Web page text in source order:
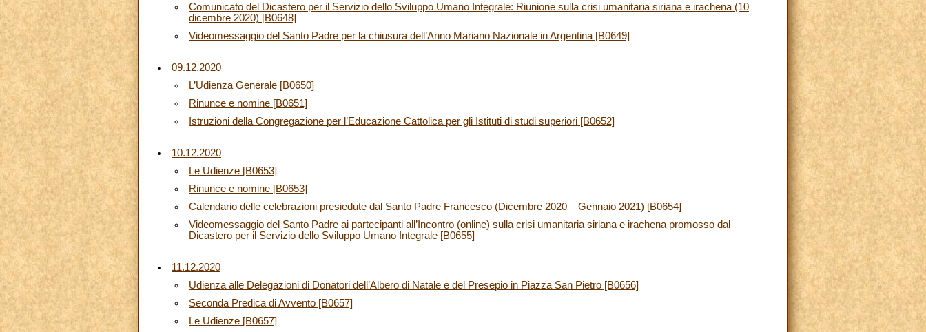
Comunicato del Dicastero per il Servizio dello Sviluppo Umano Integrale: Riunione sulla crisi umanitaria siriana e irachena (10
dicembre 2020) [B0648]
Videomessaggio del Santo Padre per la chiusura dell’Anno Mariano Nazionale in Argentina [B0649]
09.12.2020
L’Udienza Generale [B0650]
Rinunce e nomine [B0651]
Istruzioni della Congregazione per l’Educazione Cattolica per gli Istituti di studi superiori [B0652]
10.12.2020
Le Udienze [B0653]
Rinunce e nomine [B0653]
Calendario delle celebrazioni presiedute dal Santo Padre Francesco (Dicembre 2020 – Gennaio 2021) [B0654]
Videomessaggio del Santo Padre ai partecipanti all’Incontro (online) sulla crisi umanitaria siriana e irachena promosso dal
Dicastero per il Servizio dello Sviluppo Umano Integrale [B0655]
11.12.2020
Udienza alle Delegazioni di Donatori dell’Albero di Natale e del Presepio in Piazza San Pietro [B0656]
Seconda Predica di Avvento [B0657]
Le Udienze [B0657]